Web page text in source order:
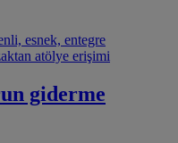
esnek, entegre
atölye erişimi
giderme